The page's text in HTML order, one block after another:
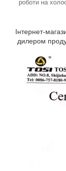
роботи на
Інтернет-
дилером